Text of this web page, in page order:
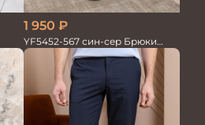
1 950 ₽
YF5452-567 син-сер Брюки
мужские